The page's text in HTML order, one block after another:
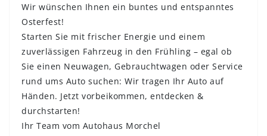
Wir wünschen Ihnen ein buntes und entspanntes
Osterfest!
Starten Sie mit frischer Energie und einem
zuverlässigen Fahrzeug in den Frühling – egal ob
Sie einen Neuwagen, Gebrauchtwagen oder Service
rund ums Auto suchen: Wir tragen Ihr Auto auf
Händen. Jetzt vorbeikommen, entdecken &
durchstarten!
Ihr Team vom Autohaus Morchel